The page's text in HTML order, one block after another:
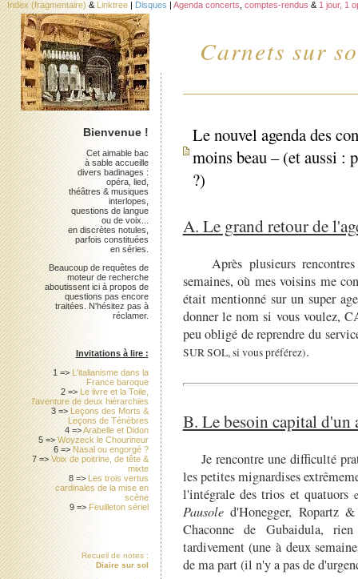
Carnets sur
Index (fragmentaire) & Linktree | Disques | Agenda concerts comptes-rendus & 1 jour, 1
Le nouvel agenda des
moins beau – (et aussi :
?)
A. Le grand retour de
Après plusieurs rencontres
semaines, où mes voisins me
était mentionné sur un super
donner le nom si vous voulez,
peu obligé de reprendre du
SUR SOL, si vous préférez).
B. Le besoin capital d'un
Je rencontre une difficulté
les petites mignardises
l'intégrale des trios et quatuors
Pausoled'Honegger, Ropartz
Chaconne de Gubaidula,
tardivement (une à deux
de ma part (il n'y a pas de
Bienvenue !
Cet aimable bac
à sable accueille
divers badinages :
opéra, lied,
théâtres & musiques
interlopes,
questions de langue
ou de voix...
en discrètes notules,
parfois constituées
en séries.
Beaucoup de requêtes de
moteur de recherche
aboutissent ici à propos de
questions pas encore
traitées. N'hésitez pas à
réclamer.
Invitations à lire :
1 => L'italianisme dans la
France baroque
2 => Le livre et la Toile,
l'aventure de deux hiérarchies
3 => Leçons des Morts &
Leçons de Ténèbres
4 =>Arabelle et Didon
5 =>Woyzeck le Chourineur
6 => Nasal ou engorgé ?
7 =>Voix de poitrine, de tête &
mixte
8 => Les trois vertus
cardinales de la mise en
scène
9 => Feuilleton sériel
Recueil de notes :
Diaire sur sol